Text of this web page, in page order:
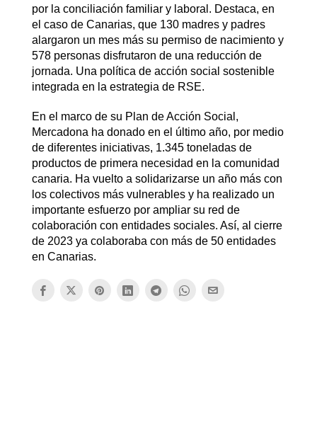
por la conciliación familiar y laboral. Destaca, en
el caso de Canarias, que 130 madres y padres
alargaron un mes más su permiso de nacimiento y
578 personas disfrutaron de una reducción de
jornada. Una política de acción social sostenible
integrada en la estrategia de RSE.
En el marco de su Plan de Acción Social,
Mercadona ha donado en el último año, por medio
de diferentes iniciativas, 1.345 toneladas de
productos de primera necesidad en la comunidad
canaria. Ha vuelto a solidarizarse un año más con
los colectivos más vulnerables y ha realizado un
importante esfuerzo por ampliar su red de
colaboración con entidades sociales. Así, al cierre
de 2023 ya colaboraba con más de 50 entidades
en Canarias.